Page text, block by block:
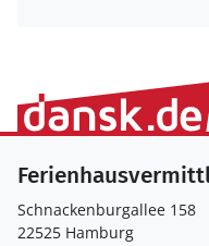
Schnackenburgallee 158
22525 Hamburg